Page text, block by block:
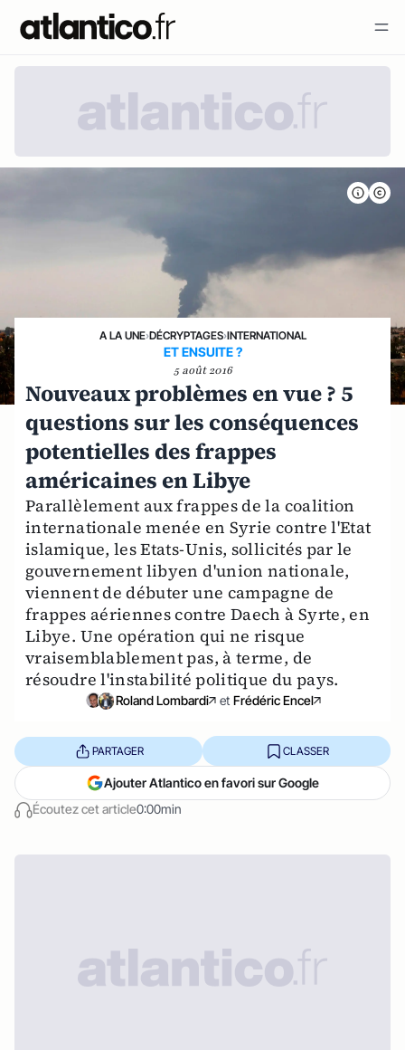
A LA UNE›DÉCRYPTAGES›INTERNATIONAL
ET ENSUITE ?
5 août 2016
Nouveaux problèmes en vue ? 5
questions sur les conséquences
potentielles des frappes
américaines en Libye
Parallèlement aux frappes de la coalition
internationale menée en Syrie contre l'Etat
islamique, les Etats-Unis, sollicités par le
gouvernement libyen d'union nationale,
viennent de débuter une campagne de
frappes aériennes contre Daech à Syrte, en
Libye. Une opération qui ne risque
vraisemblablement pas, à terme, de
résoudre l'instabilité politique du pays.
Roland Lombardi et Frédéric Encel
Écoutez cet article0:00min
PARTAGER CLASSER
Ajouter Atlantico en favori sur Google